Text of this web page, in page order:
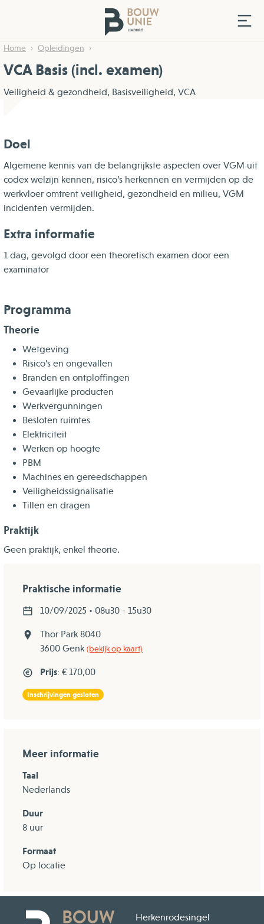
Home Opleidingen
VCA Basis (incl. examen)
Veiligheid & gezondheid, Basisveiligheid, VCA
Doel
Algemene kennis van de belangrijkste aspecten over VGM uit
codex welzijn kennen, risico’s herkennen en vermijden op de
werkvloer omtrent veiligheid, gezondheid en milieu, VGM
incidenten vermijden.
Extra informatie
1 dag, gevolgd door een theoretisch examen door een
examinator
Programma
Theorie
Wetgeving
Risico’s en ongevallen
Branden en ontploffingen
Gevaarlijke producten
Werkvergunningen
Besloten ruimtes
Elektriciteit
Werken op hoogte
PBM
Machines en gereedschappen
Veiligheidssignalisatie
Tillen en dragen
Praktijk
Geen praktijk, enkel theorie.
Praktische informatie
10/09/2025 • 08u30 - 15u30
Thor Park 8040
3600 Genk (bekijk op kaart)
Prijs: € 170,00
Inschrijvingen gesloten
Meer informatie
Taal
Nederlands
Duur
8 uur
Formaat
Op locatie
Herkenrodesingel